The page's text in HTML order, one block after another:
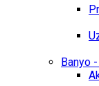
Banyo